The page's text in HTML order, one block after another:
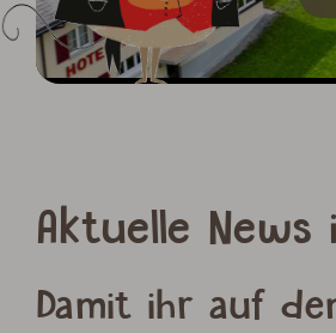
Aktuelle
Damit ihr auf